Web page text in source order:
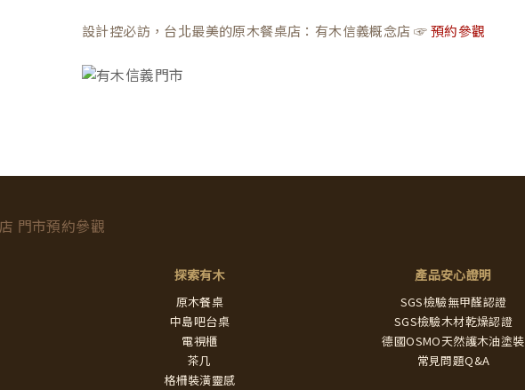
設計控必訪，台北最美的原木餐桌店：有木信義概念店 ☞ 預約參觀
探索有木
原木餐桌
中島吧台桌
電視櫃
茶几
格柵裝潢靈感
產品安心證明
SGS檢驗無甲醛認證
SGS檢驗木材乾燥認證
德國OSMO天然護木油塗裝
常見問題Q&A